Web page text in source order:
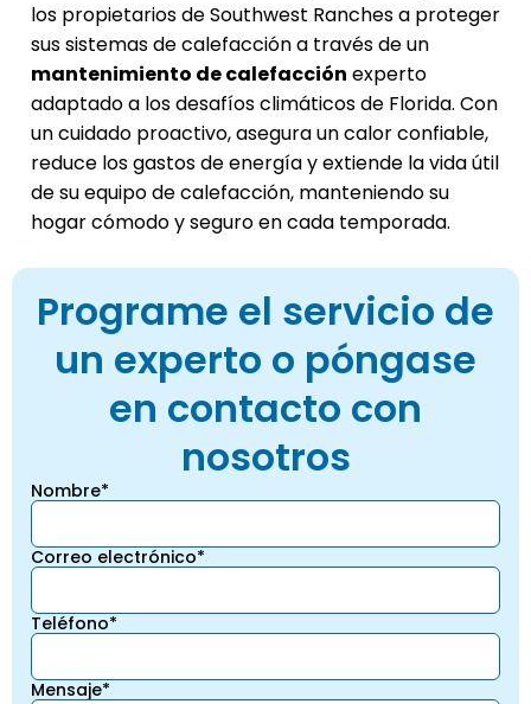
los propietarios de Southwest Ranches a proteger
sus sistemas de calefacción a través de un
mantenimiento de calefacción experto
adaptado a los desafíos climáticos de Florida. Con
un cuidado proactivo, asegura un calor confiable,
reduce los gastos de energía y extiende la vida útil
de su equipo de calefacción, manteniendo su
hogar cómodo y seguro en cada temporada.
Programe el servicio de
un experto o póngase
en contacto con
nosotros
Nombre*
Correo electrónico*
Teléfono*
Mensaje*